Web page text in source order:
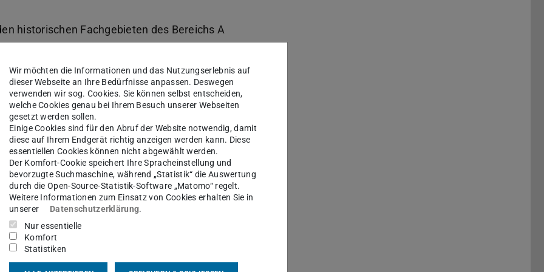
historischen Fachgebieten des Bereichs A
eine wie für die andere Form der
die einzuhalten sind, damit eine Arbeit
für den professionellen Umgang mit
korrektes Zitieren und Nachweisen von
Recherche, Beschaffung und Auswertung
von Texten erleichtern, die zumindest in
Kenntnis und Anwendung der darin
für die Anerkennung Ihrer
A. Machen Sie sich daher bitte
vertraut. Gern darf die zugehörige
Wir möchten die Informationen und das Nutzungserlebnis auf
dieser Webseite an Ihre Bedürfnisse anpassen. Deswegen
verwenden wir sog. Cookies. Sie können selbst entscheiden,
welche Cookies genau bei Ihrem Besuch unserer Webseiten
gesetzt werden sollen.
Einige Cookies sind für den Abruf der Website notwendig, damit
diese auf Ihrem Endgerät richtig anzeigen werden kann. Diese
essentiellen Cookies können nicht abgewählt werden.
Der Komfort-Cookie speichert Ihre Spracheinstellung und
bevorzugte Suchmaschine, während „Statistik“ die Auswertung
durch die Open-Source-Statistik-Software „Matomo“ regelt.
Weitere Informationen zum Einsatz von Cookies erhalten Sie in
unserer
Datenschutzerklärung.
Nur essentielle
Komfort
Statistiken